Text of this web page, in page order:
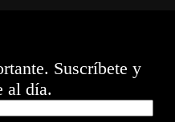
Suscríbete y
al día.